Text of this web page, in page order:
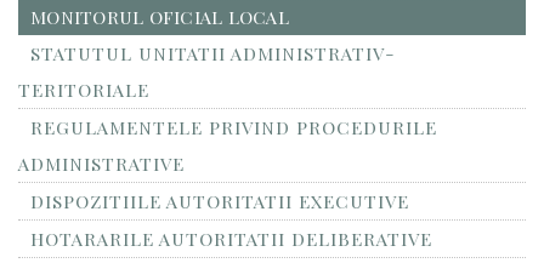
MONITORUL OFICIAL LOCAL
STATUTUL UNITATII ADMINISTRATIV-
TERITORIALE
REGULAMENTELE PRIVIND PROCEDURILE
ADMINISTRATIVE
DISPOZITIILE AUTORITATII EXECUTIVE
HOTARARILE AUTORITATII DELIBERATIVE